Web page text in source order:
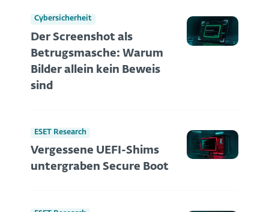
Cybersicherheit
Der Screenshot als
Betrugsmasche: Warum
Bilder allein kein Beweis
sind
ESET Research
Vergessene UEFI-Shims
untergraben Secure Boot